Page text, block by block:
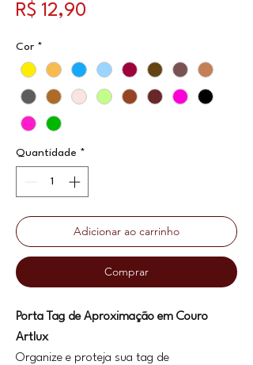
R$ 12,90
Cor *
Quantidade *
Adicionar ao carrinho
Comprar
Porta Tag de Aproximação em Couro
Artlux
Organize e proteja sua tag de